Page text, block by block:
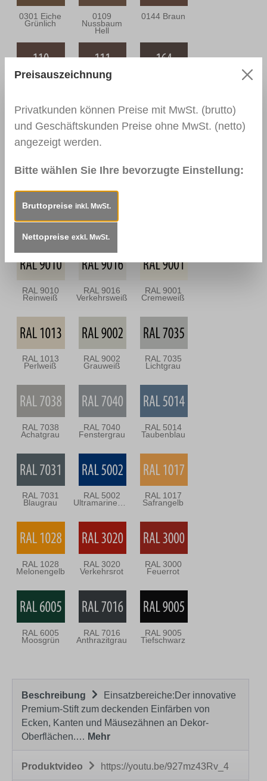
0301 Eiche
Grünlich
0109
Nussbaum
Hell
0144 Braun
0114
Dunkel
0157
RAL 9010
Reinweiß
RAL 9016
Verkehrsweiß
RAL 9001
Cremeweiß
RAL 1013
Perlweiß
RAL 9002
Grauweiß
RAL 7035
Lichtgrau
RAL 7038
Achatgrau
RAL 7040
Fenstergrau
RAL 5014
Taubenblau
RAL 7031
Blaugrau
RAL 5002
Ultramarineblau
RAL 1017
Safrangelb
RAL 1028
Melonengelb
RAL 3020
Verkehrsrot
RAL 3000
Feuerrot
RAL 6005
Moosgrün
RAL 7016
Anthrazitgrau
RAL 9005
Tiefschwarz
Beschreibung
Einsatzbereiche:Der innovative
Premium-Stift zum deckenden Einfärben von
Ecken, Kanten und Mäusezähnen an Dekor-
Oberflächen.… Mehr
Produktvideo https://youtu.be/927mz43Rv_4
Preisauszeichnung
Privatkunden können Preise mit MwSt. (brutto)
und Geschäftskunden Preise ohne MwSt. (netto)
angezeigt werden.
Bitte wählen Sie Ihre bevorzugte Einstellung:
Bruttopreise inkl. MwSt.
Nettopreise exkl. MwSt.